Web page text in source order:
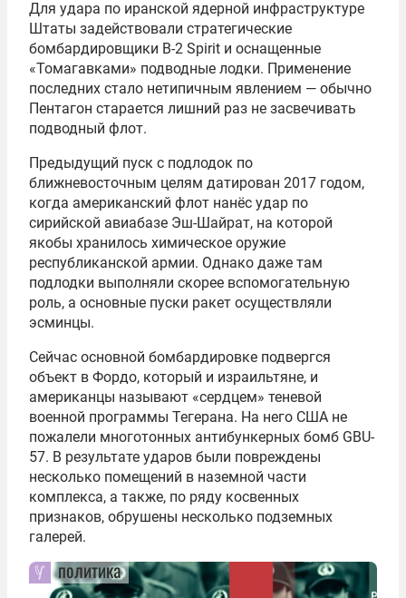
Для удара по иранской ядерной инфраструктуре
Штаты задействовали стратегические
бомбардировщики B-2 Spirit и оснащенные
«Томагавками» подводные лодки. Применение
последних стало нетипичным явлением — обычно
Пентагон старается лишний раз не засвечивать
подводный флот.
Предыдущий пуск с подлодок по
ближневосточным целям датирован 2017 годом,
когда американский флот нанёс удар по
сирийской авиабазе Эш-Шайрат, на которой
якобы хранилось химическое оружие
республиканской армии. Однако даже там
подлодки выполняли скорее вспомогательную
роль, а основные пуски ракет осуществляли
эсминцы.
Сейчас основной бомбардировке подвергся
объект в Фордо, который и израильтяне, и
американцы называют «сердцем» теневой
военной программы Тегерана. На него США не
пожалели многотонных антибункерных бомб GBU-
57. В результате ударов были повреждены
несколько помещений в наземной части
комплекса, а также, по ряду косвенных
признаков, обрушены несколько подземных
галерей.
политика